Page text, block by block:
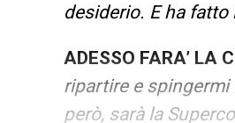
desiderio. E ha fatto
ADESSO FARA’ LA
ripartire e
però, sarà la